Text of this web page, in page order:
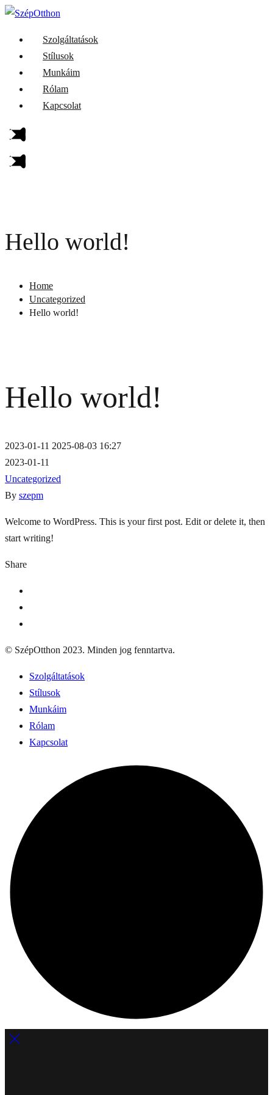
Szolgáltatások
Stílusok
Munkáim
Rólam
Kapcsolat
Hello world!
Home
Uncategorized
Hello world!
Hello world!
2023-01-11 2025-08-03 16:27
2023-01-11
Uncategorized
By szepm
Hello
world!
Welcome to WordPress. This is your first post. Edit or delete it, then
start writing!
Share
© SzépOtthon 2023. Minden jog fenntartva.
Szolgáltatások
Stílusok
Munkáim
Rólam
Kapcsolat